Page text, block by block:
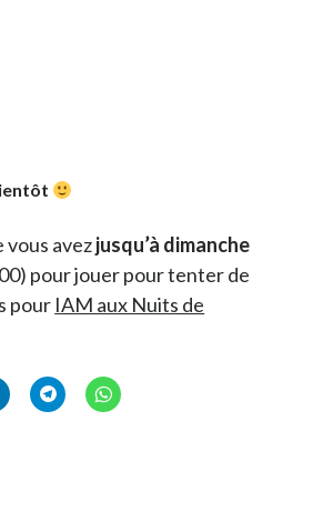
vous avezjusqu’à dimanche
pour jouer pour tenter de
pour IAM aux Nuits de